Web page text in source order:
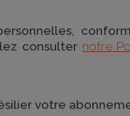
consulter notre
votre